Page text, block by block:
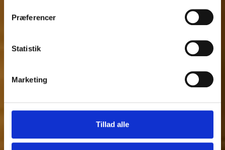
Præferencer
Statistik
Marketing
Tillad alle